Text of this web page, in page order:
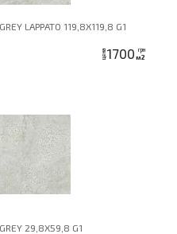
LAPPATO 119,8X119,8 G1
цена1700 грн
м2
29,8X59,8 G1